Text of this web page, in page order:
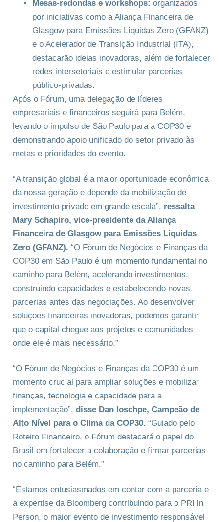
Mesas-redondas e workshops: organizados
por iniciativas como a Aliança Financeira de
Glasgow para Emissões Líquidas Zero (GFANZ)
e o Acelerador de Transição Industrial (ITA),
destacarão ideias inovadoras, além de fortalecer
redes intersetoriais e estimular parcerias
público-privadas.
Após o Fórum, uma delegação de líderes
empresariais e financeiros seguirá para Belém,
levando o impulso de São Paulo para a COP30 e
demonstrando apoio unificado do setor privado às
metas e prioridades do evento.
“A transição global é a maior oportunidade econômica
da nossa geração e depende da mobilização de
investimento privado em grande escala”, ressalta
Mary Schapiro, vice-presidente da Aliança
Financeira de Glasgow para Emissões Líquidas
Zero (GFANZ). “O Fórum de Negócios e Finanças da
COP30 em São Paulo é um momento fundamental no
caminho para Belém, acelerando investimentos,
construindo capacidades e estabelecendo novas
parcerias antes das negociações. Ao desenvolver
soluções financeiras inovadoras, podemos garantir
que o capital chegue aos projetos e comunidades
onde ele é mais necessário.”
“O Fórum de Negócios e Finanças da COP30 é um
momento crucial para ampliar soluções e mobilizar
finanças, tecnologia e capacidade para a
implementação”, disse Dan Ioschpe, Campeão de
Alto Nível para o Clima da COP30. “Guiado pelo
Roteiro Financeiro, o Fórum destacará o papel do
Brasil em fortalecer a colaboração e firmar parcerias
no caminho para Belém.”
“Estamos entusiasmados em contar com a parceria e
a expertise da Bloomberg contribuindo para o PRI in
Person, o maior evento de investimento responsável